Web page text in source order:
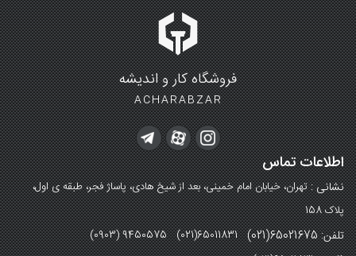
فروشگاه کار و اندیشه
ACHARABZAR
اطلاعات تماس
نشانی :تهران، خیابان امام خمینی، بعد از شیخ هادی، پاساژ فجر، طبقه ی اول،
پلاک 158
تلفن: 65021675(021) (0903) 9450575 (021)65011831